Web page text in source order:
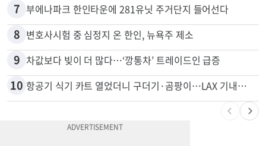
7 부에나파크 한인타운에 281유닛 주거단지 들어선다
8 변호사시험 중 심정지 온 한인, 뉴욕주 제소
9 차값보다 빚이 더 많다…‘깡통차’ 트레이드인 급증
10 항공기 식기 카트 열었더니 구더기·곰팡이…LAX 기내식 업체 논란